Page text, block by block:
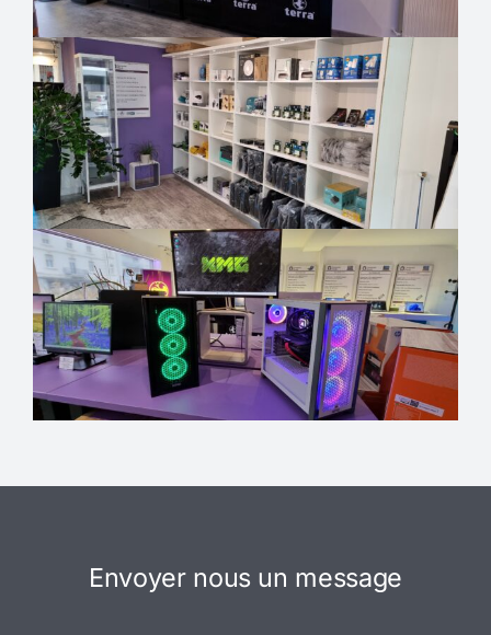
Envoyer nous un message